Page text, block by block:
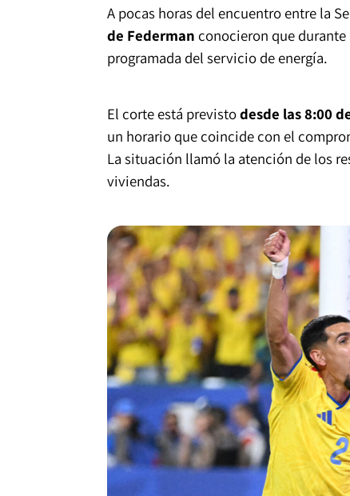
A pocas horas del encuentro entre la
de Federman conocieron que
programada del servicio de energía.
El corte está previstodesde las 8:00
un horario que coincide con el
La situación llamó la atención de los
viviendas.